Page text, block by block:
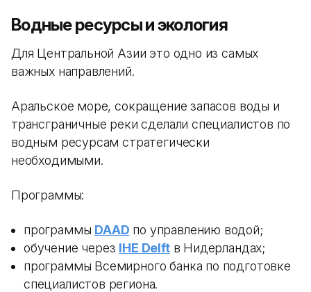
Водные ресурсы и экология
Для Центральной Азии это одно из самых
важных направлений.
Аральское море, сокращение запасов воды и
трансграничные реки сделали специалистов по
водным ресурсам стратегически
необходимыми.
Программы:
программы DAAD по управлению водой;
обучение через IHE Delftв Нидерландах;
программы Всемирного банка по подготовке
специалистов региона.